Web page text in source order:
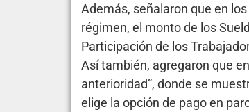
Además, señalaron que en
régimen, el monto de los
Participación de los
Así también, agregaron que
anterioridad”, donde se
elige la opción de pago en